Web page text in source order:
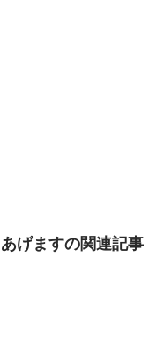
げますの関連記事